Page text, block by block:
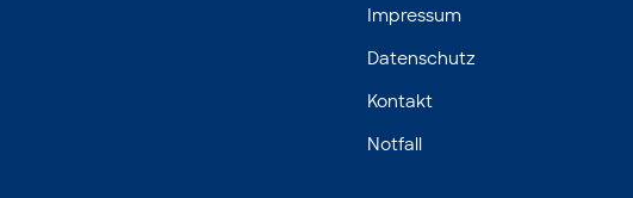
Impressum
Datenschutz
Kontakt
Notfall